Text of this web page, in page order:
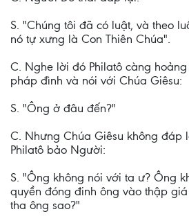
S. "Chúng tôi đã có luật, và theo
nó tự xưng là Con Thiên Chúa".
C. Nghe lời đó Philatô càng
pháp đình và nói với Chúa Giêsu:
S. "Ông ở đâu đến?"
C. Nhưng Chúa Giêsu không đáp
Philatô bảo Người:
S. "Ông không nói với ta ư? Ông
quyền đóng đinh ông vào thập
tha ông sao?"